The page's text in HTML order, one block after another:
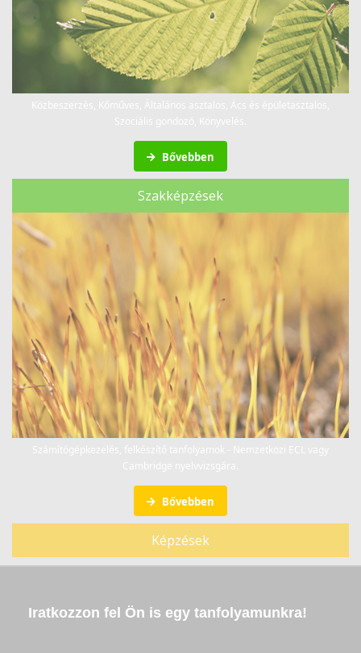
Bővebben
Szakképzések
Bővebben
Képzések
Iratkozzon fel Ön is egy tanfolyamunkra!